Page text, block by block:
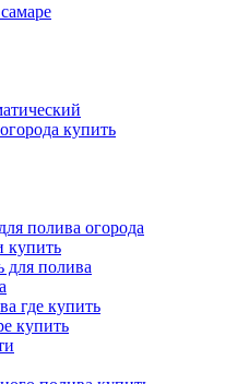
купить
полива огорода
купить
для полива
где купить
купить